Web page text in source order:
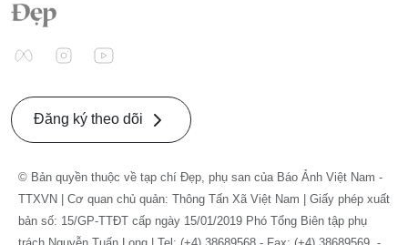
Đăng ký theo dõi
© Bản quyền thuộc về tạp chí Đẹp, phụ san của Báo Ảnh Việt Nam -
TTXVN | Cơ quan chủ quản: Thông Tấn Xã Việt Nam | Giấy phép xuất
bản số: 15/GP-TTĐT cấp ngày 15/01/2019 Phó Tổng Biên tập phụ